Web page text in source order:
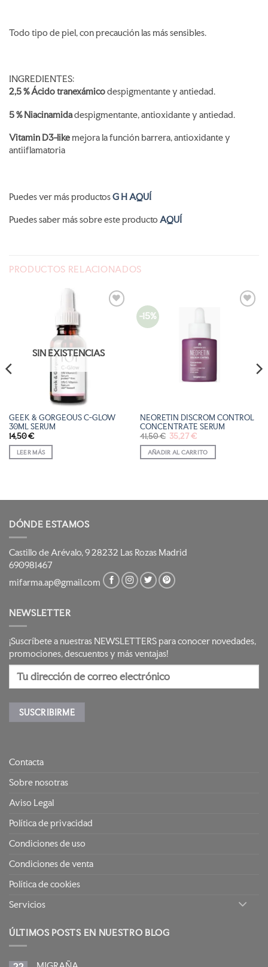
Todo tipo de piel, con precaución las más sensibles.
INGREDIENTES:
2,5 % Ácido tranexámicodespigmentante y antiedad.
5 % Niacinamidadespigmentante, antioxidante y antiedad.
Vitamin D3-likemejora la función barrera, antioxidante y
antiiflamatoria
Puedes ver más productosG H AQUÍ
Puedes saber más sobre este producto AQUÍ
PRODUCTOS RELACIONADOS
DESEOS
SIN EXISTENCIAS
GEEK & GORGEOUS C-GLOW
30ML SERUM
14,50€
LEER MÁS
-15%
NEORETIN DISCROM CONTROL
CONCENTRATE SERUM
41,50€ El
precio
original
era:
41,50 €.
35,27€El
actual
es:
35,27 €.
AÑADIR AL CARRITO
DÓNDE ESTAMOS
Castillo de Arévalo, 9 28232 Las Rozas Madrid
690981467
mifarma.ap@gmail.com
NEWSLETTER
¡Suscríbete a nuestras NEWSLETTERS para conocer novedades,
promociones, descuentos y más ventajas!
Contacta
Sobre nosotras
Aviso Legal
Política de privacidad
Condiciones de uso
Condiciones de venta
Política de cookies
Servicios
ÚLTIMOS POSTS EN NUESTRO BLOG